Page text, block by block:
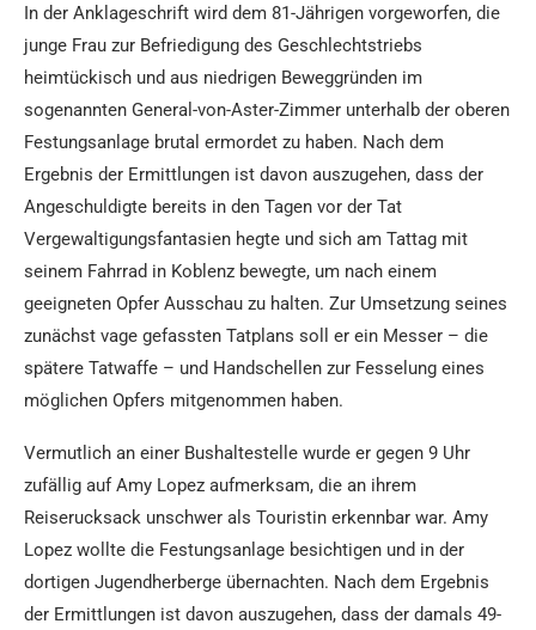
In der Anklageschrift wird dem 81-Jährigen vorgeworfen, die
junge Frau zur Befriedigung des Geschlechtstriebs
heimtückisch und aus niedrigen Beweggründen im
sogenannten General-von-Aster-Zimmer unterhalb der oberen
Festungsanlage brutal ermordet zu haben. Nach dem
Ergebnis der Ermittlungen ist davon auszugehen, dass der
Angeschuldigte bereits in den Tagen vor der Tat
Vergewaltigungsfantasien hegte und sich am Tattag mit
seinem Fahrrad in Koblenz bewegte, um nach einem
geeigneten Opfer Ausschau zu halten. Zur Umsetzung seines
zunächst vage gefassten Tatplans soll er ein Messer – die
spätere Tatwaffe – und Handschellen zur Fesselung eines
möglichen Opfers mitgenommen haben.
Vermutlich an einer Bushaltestelle wurde er gegen 9 Uhr
zufällig auf Amy Lopez aufmerksam, die an ihrem
Reiserucksack unschwer als Touristin erkennbar war. Amy
Lopez wollte die Festungsanlage besichtigen und in der
dortigen Jugendherberge übernachten. Nach dem Ergebnis
der Ermittlungen ist davon auszugehen, dass der damals 49-